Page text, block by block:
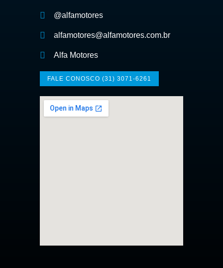
@alfamotores
alfamotores@alfamotores.com.br
Alfa Motores
FALE CONOSCO (31) 3071-6261